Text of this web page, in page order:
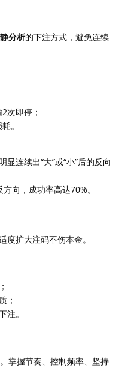
分析的下注方式，避免连续
次即停；
。
连续出“大”或“小”后的反向
向，成功率高达70%。
度扩大注码不伤本金。
；
注。
掌握节奏、控制频率、坚持